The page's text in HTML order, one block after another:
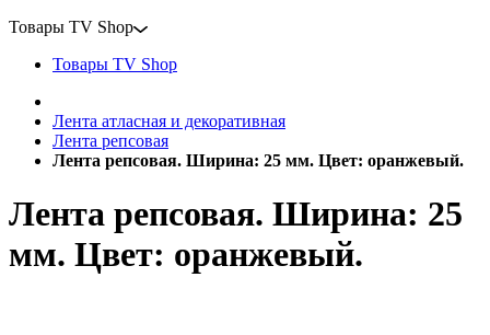
Товары TV Shop
Товары TV Shop
Лента атласная и декоративная
Лента репсовая
Лента репсовая. Ширина: 25 мм. Цвет: оранжевый.
Лента репсовая. Ширина: 25
мм. Цвет: оранжевый.